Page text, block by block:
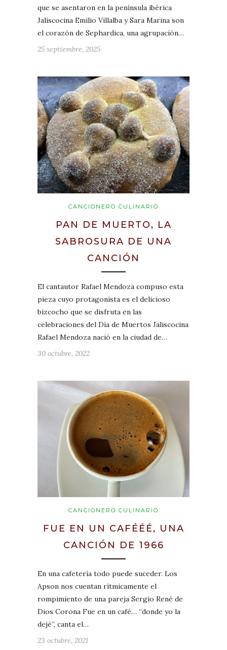
que se asentaron en la península ibérica
Jaliscocina Emilio Villalba y Sara Marina son
el corazón de Sephardica, una agrupación…
25 septiembre, 2025
CANCIONERO CULINARIO
PAN DE MUERTO, LA
SABROSURA DE UNA
CANCIÓN
El cantautor Rafael Mendoza compuso esta
pieza cuyo protagonista es el delicioso
bizcocho que se disfruta en las
celebraciones del Día de Muertos Jaliscocina
Rafael Mendoza nació en la ciudad de…
30 octubre, 2022
CANCIONERO CULINARIO
FUE EN UN CAFÉÉÉ, UNA
CANCIÓN DE 1966
En una cafetería todo puede suceder. Los
Apson nos cuentan rítmicamente el
rompimiento de una pareja Sergio René de
Dios Corona Fue en un café… “donde yo la
dejé”, canta el…
23 octubre, 2021